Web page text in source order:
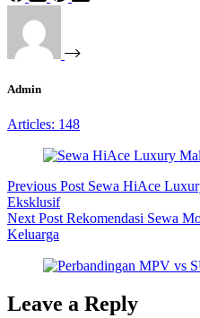
Admin
Articles: 148
Previous Post Sewa HiAce
Eksklusif
Next Post Rekomendasi Sewa
Keluarga
Leave a Reply